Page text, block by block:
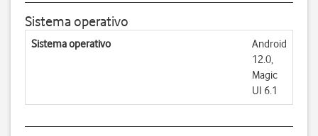
Sistema operativo
Sistema operativo
Android
12.0,
Magic
UI 6.1